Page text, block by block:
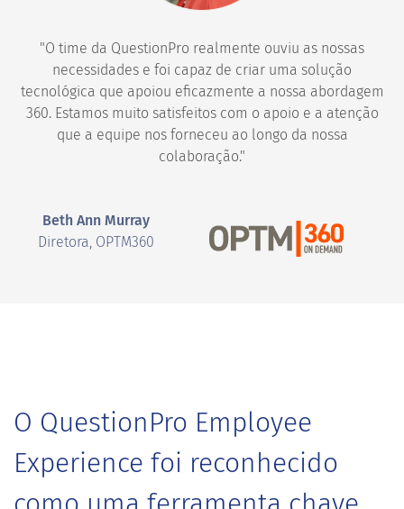
"O time da QuestionPro realmente ouviu as nossas
necessidades e foi capaz de criar uma solução
tecnológica que apoiou eficazmente a nossa abordagem
360. Estamos muito satisfeitos com o apoio e a atenção
que a equipe nos forneceu ao longo da nossa
colaboração."
Beth Ann Murray
Diretora, OPTM360
O QuestionPro Employee
Experience foi reconhecido